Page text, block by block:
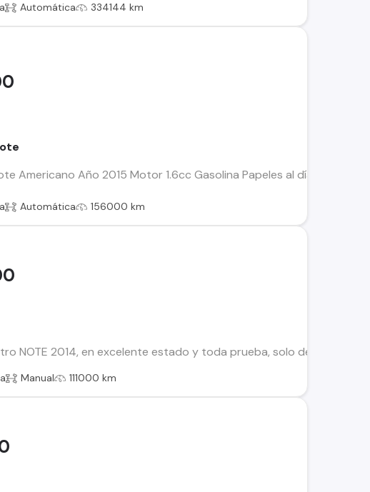
Automática 334144 km
Americano Año 2015 Motor 1.6cc Gasolina Papeles al día Aire
Automática 156000 km
NOTE 2014, en excelente estado y toda prueba, solo detalles
Manual 111000 km